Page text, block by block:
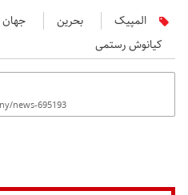
المپیک بحرین جهان
کیانوش رستمی